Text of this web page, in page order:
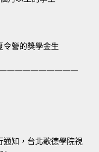
令營的獎學金生
知，台北歌德學院視